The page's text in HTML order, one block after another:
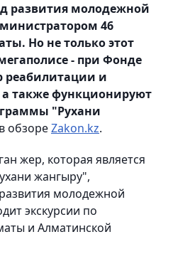
развития молодежной
46
Но не только этот
- при Фонде
реабилитации и
также функционируют
"Рухани
обзореZakon.kz.
жер, которая является
жангыру",
молодежной
экскурсии по
и Алматинской